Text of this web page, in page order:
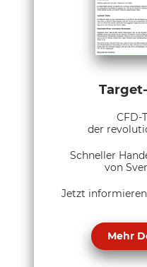
CFD-
der
Schneller
von
Jetzt
Mehr